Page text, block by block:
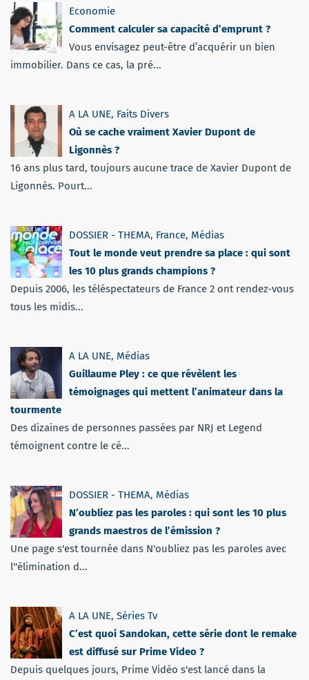
Economie
Comment calculer sa capacité d’emprunt ?
Vous envisagez peut-être d’acquérir un bien
immobilier. Dans ce cas, la pré...
A LA UNE, Faits Divers
Où se cache vraiment Xavier Dupont de
Ligonnès ?
16 ans plus tard, toujours aucune trace de Xavier Dupont de
Ligonnès. Pourt...
DOSSIER - THEMA, France, Médias
Tout le monde veut prendre sa place : qui sont
les 10 plus grands champions ?
Depuis 2006, les téléspectateurs de France 2 ont rendez-vous
tous les midis...
A LA UNE, Médias
Guillaume Pley : ce que révèlent les
témoignages qui mettent l’animateur dans la
tourmente
Des dizaines de personnes passées par NRJ et Legend
témoignent contre le cé...
DOSSIER - THEMA, Médias
N’oubliez pas les paroles : qui sont les 10 plus
grands maestros de l’émission ?
Une page s'est tournée dans N'oubliez pas les paroles avec
l''élimination d...
A LA UNE, Séries Tv
C’est quoi Sandokan, cette série dont le remake
est diffusé sur Prime Video ?
Depuis quelques jours, Prime Vidéo s'est lancé dans la